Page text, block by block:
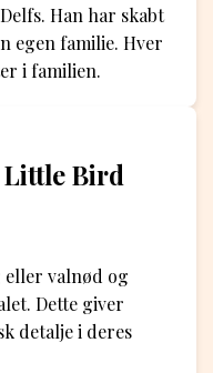
Han har skabt
egen familie. Hver
i familien.
Bird
valnød og
Dette giver
detalje i deres